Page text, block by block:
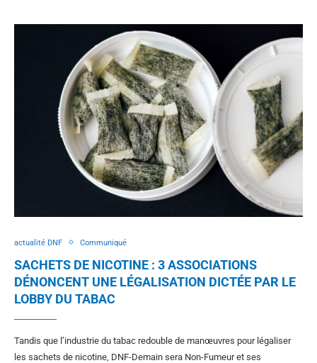
actualité DNF Communiqué
SACHETS DE NICOTINE : 3 ASSOCIATIONS
DÉNONCENT UNE LÉGALISATION DICTÉE PAR LE
LOBBY DU TABAC
Tandis que l’industrie du tabac redouble de manœuvres pour légaliser
les sachets de nicotine, DNF-Demain sera Non-Fumeur et ses